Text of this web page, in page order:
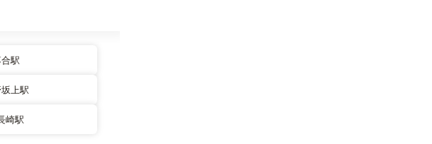
駅
上駅
崎駅